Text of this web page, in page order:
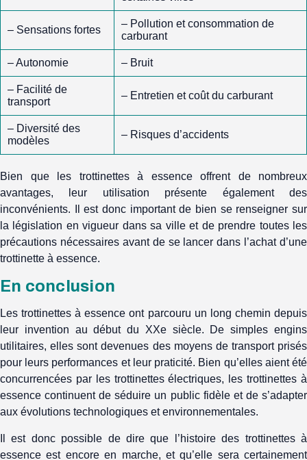
– Sensations fortes
– Pollution et consommation de
carburant
– Autonomie – Bruit
– Facilité de
transport
– Entretien et coût du carburant
– Diversité des
modèles
– Risques d’accidents
Bien que les trottinettes à essence offrent de nombreux
avantages, leur utilisation présente également des
inconvénients. Il est donc important de bien se renseigner sur
la législation en vigueur dans sa ville et de prendre toutes les
précautions nécessaires avant de se lancer dans l’achat d’une
trottinette à essence.
En conclusion
Les trottinettes à essence ont parcouru un long chemin depuis
leur invention au début du XXe siècle. De simples engins
utilitaires, elles sont devenues des moyens de transport prisés
pour leurs performances et leur praticité. Bien qu’elles aient été
concurrencées par les trottinettes électriques, les trottinettes à
essence continuent de séduire un public fidèle et de s’adapter
aux évolutions technologiques et environnementales.
Il est donc possible de dire que l’histoire des trottinettes à
essence est encore en marche, et qu’elle sera certainement